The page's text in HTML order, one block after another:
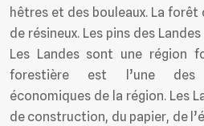
hêtres et des bouleaux. La
de résineux. Les pins des
Les Landes sont une région
forestière est l’une des
économiques de la région. Les
de construction, du papier, de